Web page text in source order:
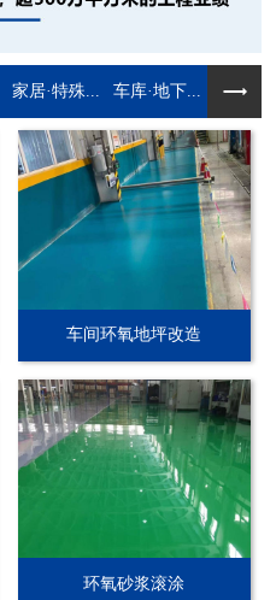
家居·特殊... 车库·地下...
车间环氧地坪改造
环氧砂浆滚涂